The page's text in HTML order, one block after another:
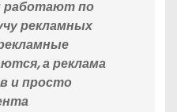
работают по
рекламных
а реклама
и просто